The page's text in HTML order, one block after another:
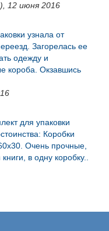
12 июня 2016
узнала от
Загорелась ее
одежду и
короба. Окзавшись
для упаковки
Коробки
Очень прочные,
в одну коробку..